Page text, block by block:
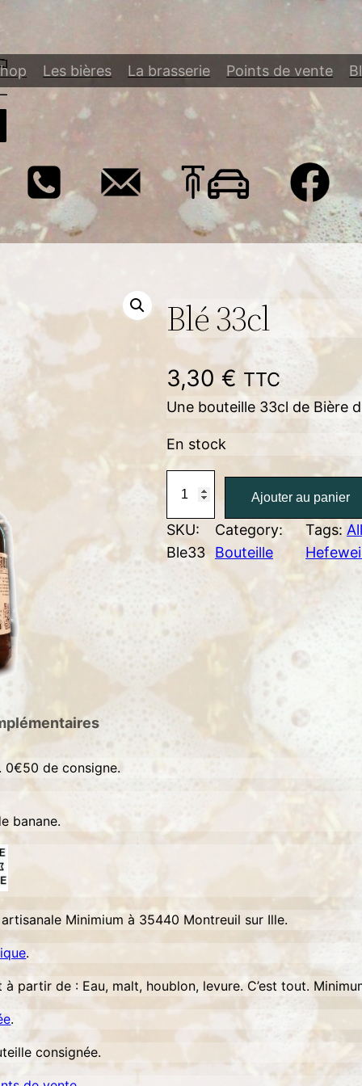
Les bières La brasserie Points de vente
Blé 33cl
3,30€ TTC
Une bouteille 33cl de Bière
En stock
a
n
é
é
3
Ajouter au panier
SKU:
Ble33
Category:
Bouteille
Tags:
de consigne.
banane.
Minimium à 35440 Montreuil sur Ille.
.
partir de : Eau, malt, houblon, levure. C’est tout.
.
consignée.